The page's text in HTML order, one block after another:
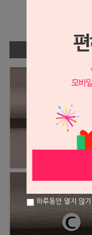
하루동안 열지 않기